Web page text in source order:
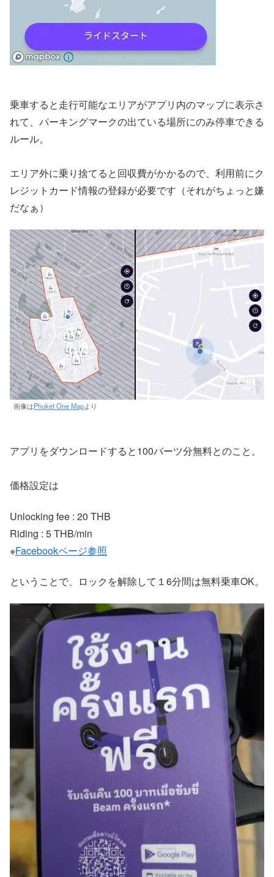
乗車すると走行可能なエリアがアプリ内のマップに表示さ
れて、パーキングマークの出ている場所にのみ停車できる
ルール。
エリア外に乗り捨てると回収費がかかるので、利用前にク
レジットカード情報の登録が必要です（それがちょっと嫌
だなぁ）
画像はPhuket One Mapより
アプリをダウンロードすると100バーツ分無料とのこと。
価格設定は
Unlocking fee : 20 THB
Riding : 5 THB/min
※Facebookページ参照
ということで、ロックを解除して１6分間は無料乗車OK。